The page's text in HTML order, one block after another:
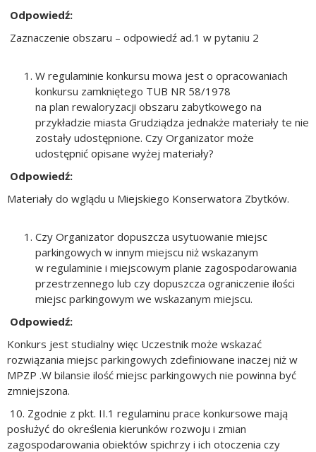
Odpowiedź:
Zaznaczenie obszaru – odpowiedź ad.1 w pytaniu 2
W regulaminie konkursu mowa jest o opracowaniach
konkursu zamkniętego TUB NR 58/1978
na plan rewaloryzacji obszaru zabytkowego na
przykładzie miasta Grudziądza jednakże materiały te nie
zostały udostępnione. Czy Organizator może
udostępnić opisane wyżej materiały?
Odpowiedź:
Materiały do wglądu u Miejskiego Konserwatora Zbytków.
Czy Organizator dopuszcza usytuowanie miejsc
parkingowych w innym miejscu niż wskazanym
w regulaminie i miejscowym planie zagospodarowania
przestrzennego lub czy dopuszcza ograniczenie ilości
miejsc parkingowym we wskazanym miejscu.
Odpowiedź:
Konkurs jest studialny więc Uczestnik może wskazać
rozwiązania miejsc parkingowych zdefiniowane inaczej niż w
MPZP .W bilansie ilość miejsc parkingowych nie powinna być
zmniejszona.
10. Zgodnie z pkt. II.1 regulaminu prace konkursowe mają
posłużyć do określenia kierunków rozwoju i zmian
zagospodarowania obiektów spichrzy i ich otoczenia czy